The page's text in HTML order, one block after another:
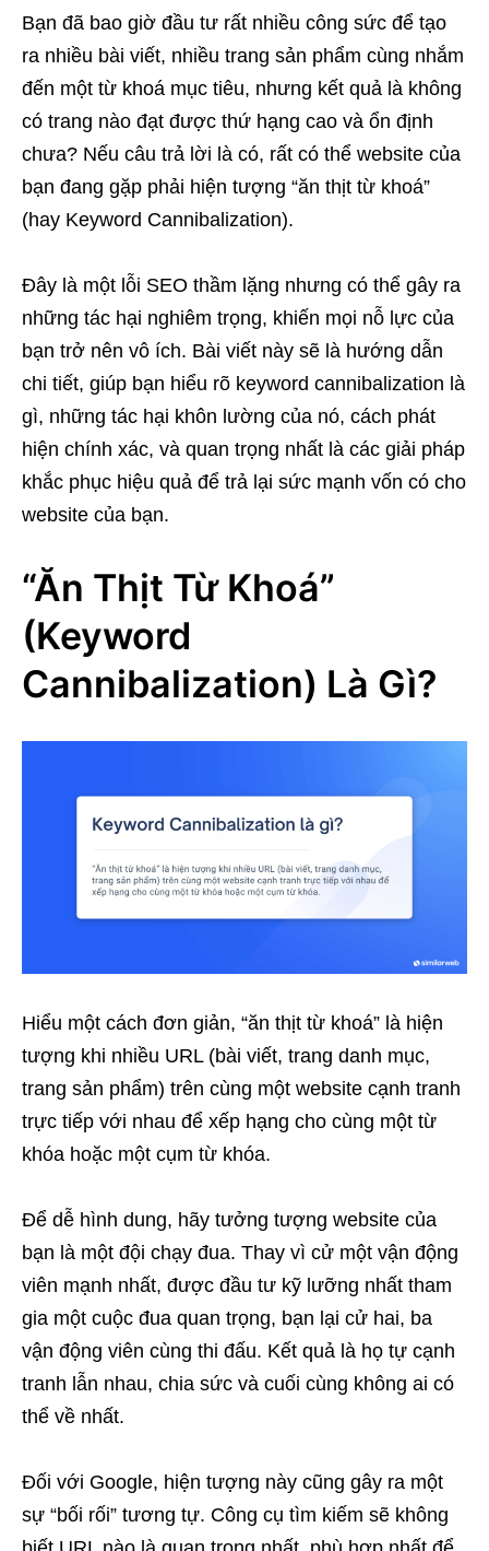
Bạn đã bao giờ đầu tư rất nhiều công sức để tạo
ra nhiều bài viết, nhiều trang sản phẩm cùng nhắm
đến một từ khoá mục tiêu, nhưng kết quả là không
có trang nào đạt được thứ hạng cao và ổn định
chưa? Nếu câu trả lời là có, rất có thể website của
bạn đang gặp phải hiện tượng “ăn thịt từ khoá”
(hay Keyword Cannibalization).
Đây là một lỗi SEO thầm lặng nhưng có thể gây ra
những tác hại nghiêm trọng, khiến mọi nỗ lực của
bạn trở nên vô ích. Bài viết này sẽ là hướng dẫn
chi tiết, giúp bạn hiểu rõ keyword cannibalization là
gì, những tác hại khôn lường của nó, cách phát
hiện chính xác, và quan trọng nhất là các giải pháp
khắc phục hiệu quả để trả lại sức mạnh vốn có cho
website của bạn.
“Ăn Thịt Từ Khoá”
(Keyword
Cannibalization) Là Gì?
Hiểu một cách đơn giản, “ăn thịt từ khoá” là hiện
tượng khi nhiều URL (bài viết, trang danh mục,
trang sản phẩm) trên cùng một website cạnh tranh
trực tiếp với nhau để xếp hạng cho cùng một từ
khóa hoặc một cụm từ khóa.
Để dễ hình dung, hãy tưởng tượng website của
bạn là một đội chạy đua. Thay vì cử một vận động
viên mạnh nhất, được đầu tư kỹ lưỡng nhất tham
gia một cuộc đua quan trọng, bạn lại cử hai, ba
vận động viên cùng thi đấu. Kết quả là họ tự cạnh
tranh lẫn nhau, chia sức và cuối cùng không ai có
thể về nhất.
Đối với Google, hiện tượng này cũng gây ra một
sự “bối rối” tương tự. Công cụ tìm kiếm sẽ không